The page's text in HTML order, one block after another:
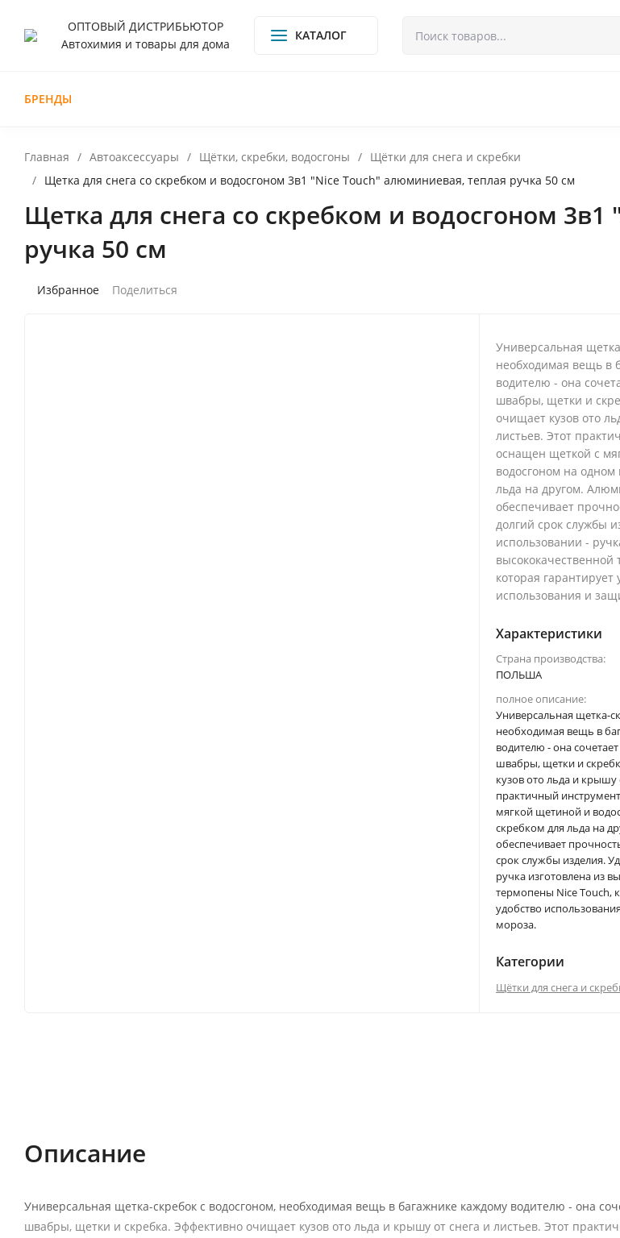
ОПТОВЫЙ ДИСТРИБЬЮТОР
Автохимия и товары для дома
КАТАЛОГ
БРЕНДЫ
Главная / Автоаксессуары / Щётки, скребки, водосгоны / Щётки для снега и скребки
/ Щетка для снега со скребком и водосгоном 3в1 "Nice Touch" алюминиевая, теплая ручка 50 см
Щетка для снега со скребком и водосгоном
ручка 50 см
Избранное Поделиться
Универсальная
необходимая вещь в
водителю - она
швабры, щетки и
очищает кузов ото
листьев. Этот
оснащен щеткой с
водосгоном на одном
льда на другом.
обеспечивает
долгий срок службы
использовании -
которая гарантирует
использования и
Характеристики
Страна производства:
ПОЛЬША
полное описание:
Универсальная щетка-
необходимая вещь в
водителю - она
швабры, щетки и
кузов ото льда и крышу
практичный
мягкой щетиной и
скребком для льда на
обеспечивает
срок службы изделия.
ручка изготовлена из
термопены Nice Touch,
удобство
мороза.
Категории
Щётки для снега и
Описание
Универсальная щетка-скребок с водосгоном, необходимая вещь в багажнике каждому водителю - она
швабры, щетки и скребка. Эффективно очищает кузов ото льда и крышу от снега и листьев. Этот